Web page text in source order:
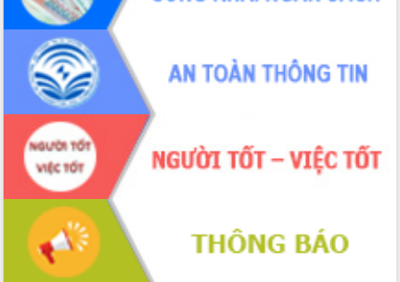
Đánh giá, rút kinh nghiệm công tác tổ
chức diễn tập trước ngày bầu cử
Chương trình “Gặp gỡ hữu nghị –
Friendship Meeting New Year 2026”
Bầu cử Quốc hội và HĐND: Cử tri Đắk
Lắk gửi gắm niềm tin, kỳ vọng vào lá
phiếu
Đắk Lắk sẵn sàng các điều kiện cho
Ngày hội bầu cử đại biểu Quốc hội
khóa XVI và HĐND các cấp nhiệm kỳ
2026-2031
Đảm bảo cuộc bầu cử đại biểu Quốc
hội và đại biểu HĐND các cấp diễn ra
an toàn, hiệu quả, đúng quy định